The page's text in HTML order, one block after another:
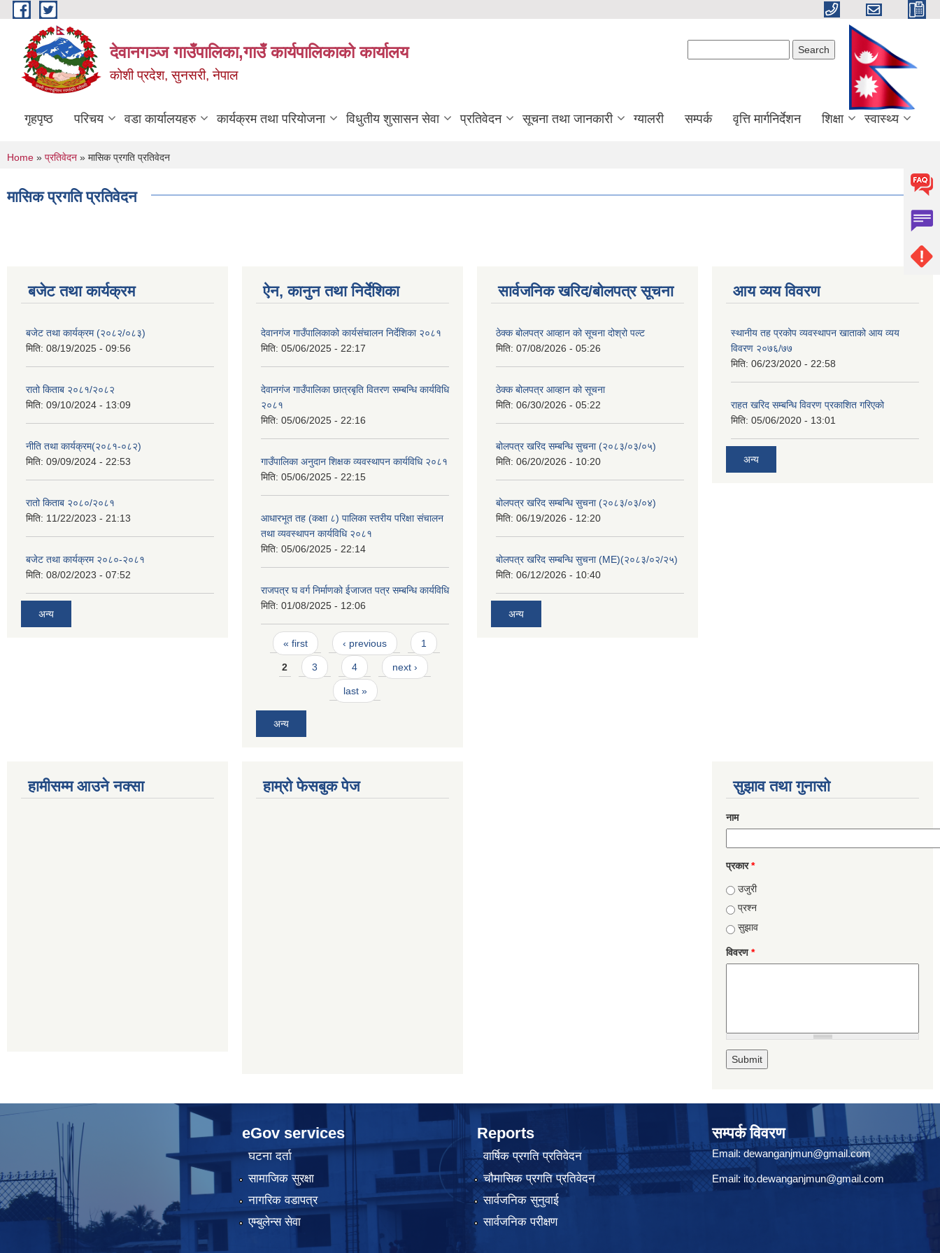
Skip to main content
देवानगञ्ज गाउँपालिका,गाउँ कार्यपालिकाको कार्यालय
कोशी प्रदेश, सुनसरी, नेपाल
गृहपृष्ठ परिचय वडा कार्यालयहरु कार्यक्रम तथा परियोजना विधुतीय शुसासन सेवा प्रतिवेदन सूचना तथा जानकारी ग्यालरी सम्पर्क वृत्ति मार्गनिर्देशन शिक्षा स्वास्थ्य
You are here
Home » प्रतिवेदन » मासिक प्रगति प्रतिवेदन
मासिक प्रगति प्रतिवेदन
बजेट तथा कार्यक्रम
बजेट तथा कार्यक्रम (२०८२/०८३)
मिति: 08/19/2025 - 09:56
रातो किताब २०८१/२०८२
मिति: 09/10/2024 - 13:09
नीति तथा कार्यक्रम(२०८१-०८२)
मिति: 09/09/2024 - 22:53
रातो किताब २०८०/२०८१
मिति: 11/22/2023 - 21:13
बजेट तथा कार्यक्रम २०८०-२०८१
मिति: 08/02/2023 - 07:52
अन्य
ऐन, कानुन तथा निर्देशिका
देवानगंज गाउँपालिकाको कार्यसंचालन निर्देशिका २०८१
मिति: 05/06/2025 - 22:17
देवानगंज गाउँपालिका छात्रबृति वितरण सम्बन्धि कार्यविधि
२०८१
मिति: 05/06/2025 - 22:16
गाउँपालिका अनुदान शिक्षक व्यवस्थापन कार्यविधि २०८१
मिति: 05/06/2025 - 22:15
आधारभूत तह (कक्षा ८) पालिका स्तरीय परिक्षा संचालन
तथा व्यवस्थापन कार्यविधि २०८१
मिति: 05/06/2025 - 22:14
राजपत्र घ वर्ग निर्माणको ईजाजत पत्र सम्बन्धि कार्यविधि
मिति: 01/08/2025 - 12:06
Pages
« first ‹ previous 1
2 3 4 next ›
last »
अन्य
सार्वजनिक खरिद/बोलपत्र सूचना
ठेक्क बोलपत्र आव्हान को सूचना दोश्रो पल्ट
मिति: 07/08/2026 - 05:26
ठेक्क बोलपत्र आव्हान को सूचना
मिति: 06/30/2026 - 05:22
बोलपत्र खरिद सम्बन्धि सुचना (२०८३/०३/०५)
मिति: 06/20/2026 - 10:20
बोलपत्र खरिद सम्बन्धि सुचना (२०८३/०३/०४)
मिति: 06/19/2026 - 12:20
बोलपत्र खरिद सम्बन्धि सुचना (ME)(२०८३/०२/२५)
मिति: 06/12/2026 - 10:40
अन्य
आय व्यय विवरण
स्थानीय तह प्रकोप व्यवस्थापन खाताको आय व्यय
विवरण २०७६/७७
मिति: 06/23/2020 - 22:58
राहत खरिद सम्बन्धि विवरण प्रकाशित गरिएको
मिति: 05/06/2020 - 13:01
अन्य
हामीसम्म आउने नक्सा हाम्रो फेसबुक पेज सुझाव तथा गुनासो
नाम
प्रकार*
उजुरी
प्रश्न
सुझाव
विवरण*
eGov services
घटना दर्ता
सामाजिक सुरक्षा
नागरिक वडापत्र
एम्बुलेन्स सेवा
Reports
वार्षिक प्रगति प्रतिवेदन
चौमासिक प्रगति प्रतिवेदन
सार्वजनिक सुनुवाई
सार्वजनिक परीक्षण
सम्पर्क विवरण
Email:dewanganjmun@gmail.com
Email:ito.dewanganjmun@gmail.com